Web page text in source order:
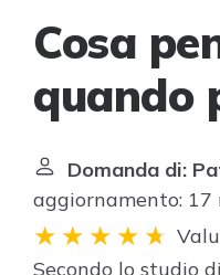
Cosa
quando
Domanda di:
aggiornamento: 17
Secondo lo studio